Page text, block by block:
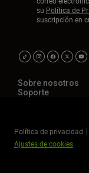
su Política de
suscripción en
Sobre nosotros
Soporte
Política de privacidad
Ajustes de cookies